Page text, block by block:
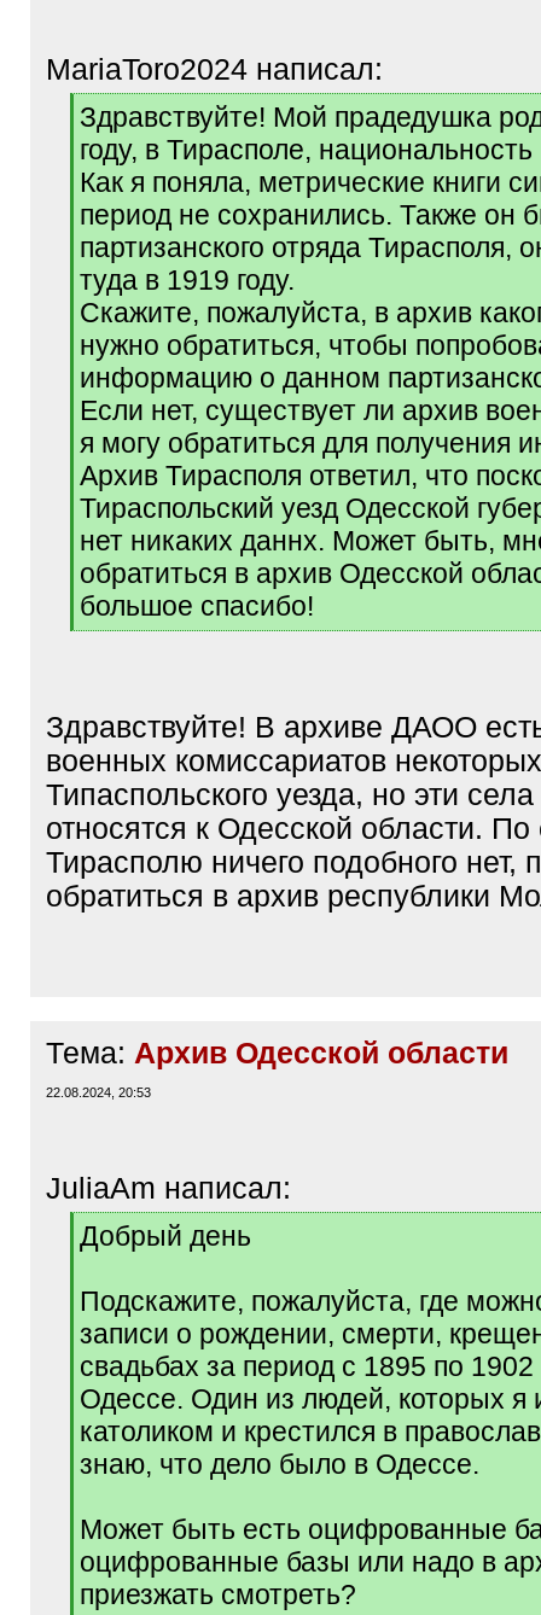
MariaToro2024 написал:
[
q
Здравствуйте! Мой прадедушка
году, в Тирасполе,
Как я поняла, метрические книги
период не сохранились. Также он
партизанского отряда Тирасполя,
туда в 1919 году.
Скажите, пожалуйста, в архив
нужно обратиться, чтобы
информацию о данном
Если нет, существует ли архив
я могу обратиться для получения
Архив Тирасполя ответил, что
Тираспольский уезд Одесской
нет никаких даннх. Может быть,
обратиться в архив Одесской
большое спасибо!
[
Здравствуйте! В архиве ДАОО
военных комиссариатов
Типаспольского уезда, но эти
относятся к Одесской области.
Тирасполю ничего подобного нет,
обратиться в архив республики
Тема: Архив Одесской области
22.08.2024, 20:53
JuliaAm написал:
q
Добрый день
Подскажите, пожалуйста, где
записи о рождении, смерти,
свадьбах за период с 1895 по 1902
Одессе. Один из людей, которых
католиком и крестился в
знаю, что дело было в Одессе.
Может быть есть оцифрованные
оцифрованные базы или надо в
приезжать смотреть?